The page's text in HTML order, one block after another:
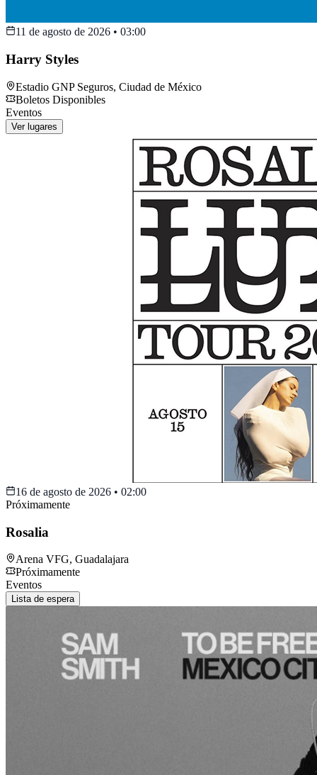
11 de agosto de 2026 • 03:00
Harry Styles
Estadio GNP Seguros, Ciudad de México
Boletos Disponibles
Eventos
Ver lugares
16 de agosto de 2026 • 02:00
Próximamente
Rosalia
Arena VFG, Guadalajara
Próximamente
Eventos
Lista de espera